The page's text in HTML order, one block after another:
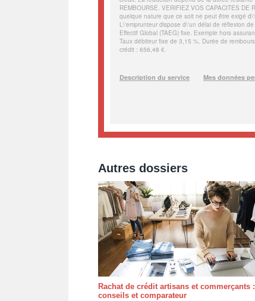
Autres dossiers
Rachat de crédit artisans et commerçants :
conseils et comparateur